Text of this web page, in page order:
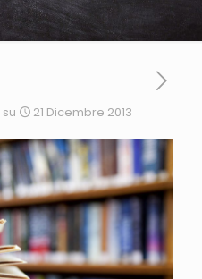
su 21 Dicembre 2013